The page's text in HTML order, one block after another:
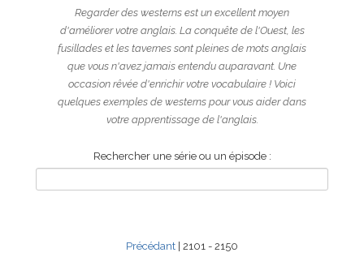
Regarder des westerns est un excellent moyen
d'améliorer votre anglais. La conquête de l'Ouest, les
fusillades et les tavernes sont pleines de mots anglais
que vous n'avez jamais entendu auparavant. Une
occasion rêvée d'enrichir votre vocabulaire ! Voici
quelques exemples de westerns pour vous aider dans
votre apprentissage de l'anglais.
Rechercher une série ou un épisode :
Précédant | 2101 - 2150